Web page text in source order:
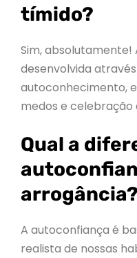
tímido?
Sim,
desenvolvida
autoconhecimento,
medos e celebração
Qual a
arrogância?
A autoconfiança é
realista de nossas